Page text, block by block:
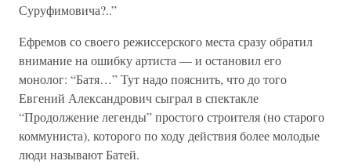
Суруфимовича?..”
Ефремов со своего режиссерского места сразу обратил
внимание на ошибку артиста — и остановил его
монолог: “Батя…” Тут надо пояснить, что до того
Евгений Александрович сыграл в спектакле
“Продолжение легенды” простого строителя (но старого
коммуниста), которого по ходу действия более молодые
люди называют Батей.